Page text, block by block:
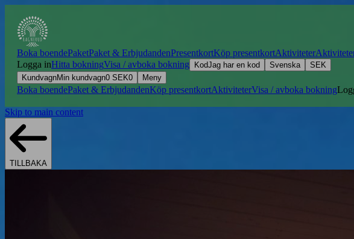
Boka boendePaketPaket & ErbjudandenPresentkortKöp presentkortAktiviteter
Logga inHitta bokningVisa / avboka bokning KodJag har en kod Svenska
SEK
KundvagnMin kundvagn0 SEK0 Meny
Boka boendePaket & ErbjudandenKöp presentkortAktiviteterVisa / avboka bokning
Skip to main content
TILLBAKA